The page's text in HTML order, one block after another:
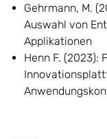
Gehrmann, M.
Auswahl von
Applikationen
Henn F. (2023):